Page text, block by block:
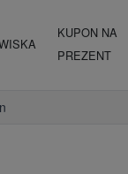
KUPON NA
PREZENT